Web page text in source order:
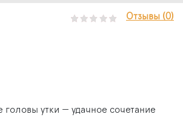
Отзывы (0)
головы утки — удачное сочетание